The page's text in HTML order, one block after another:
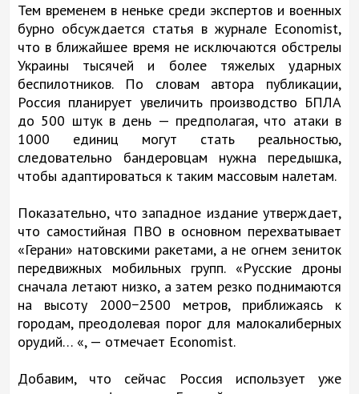
Тем временем в неньке среди экспертов и военных
бурно обсуждается статья в журнале Economist,
что в ближайшее время не исключаются обстрелы
Украины тысячей и более тяжелых ударных
беспилотников. По словам автора публикации,
Россия планирует увеличить производство БПЛА
до 500 штук в день — предполагая, что атаки в
1000 единиц могут стать реальностью,
следовательно бандеровцам нужна передышка,
чтобы адаптироваться к таким массовым налетам.
Показательно, что западное издание утверждает,
что самостийная ПВО в основном перехватывает
«Герани» натовскими ракетами, а не огнем зениток
передвижных мобильных групп. «Русские дроны
сначала летают низко, а затем резко поднимаются
на высоту 2000−2500 метров, приближаясь к
городам, преодолевая порог для малокалиберных
орудий… «, — отмечает Economist.
Добавим, что сейчас Россия использует уже